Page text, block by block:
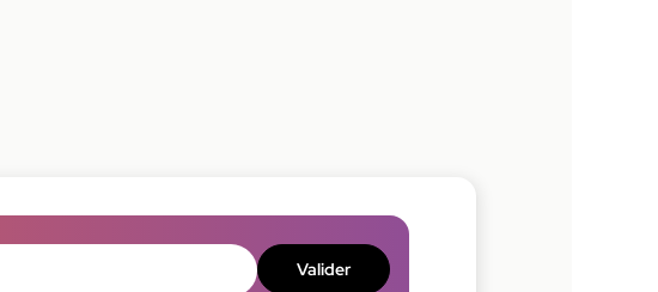
Valider